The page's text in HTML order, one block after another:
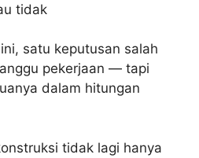
tidak
satu keputusan salah
pekerjaan — tapi
dalam hitungan
tidak lagi hanya